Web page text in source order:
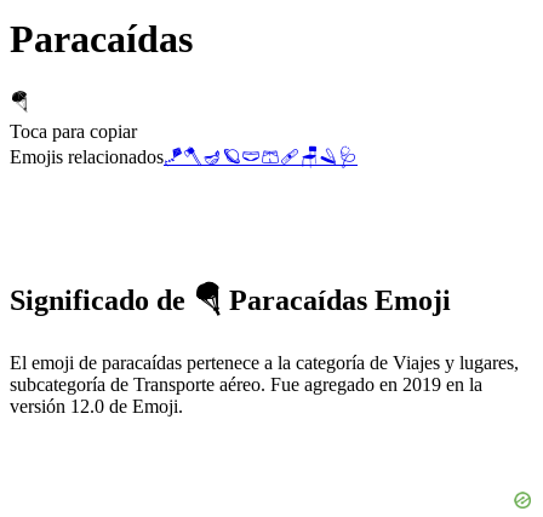
Paracaídas
🪂
Toca para copiar
Emojis relacionados🪁🪓🪔🪐🩲🩳🩹🪑🪒 🩺
Significado de 🪂 Paracaídas Emoji
El emoji de paracaídas pertenece a la categoría de Viajes y lugares,
subcategoría de Transporte aéreo. Fue agregado en 2019 en la
versión 12.0 de Emoji.